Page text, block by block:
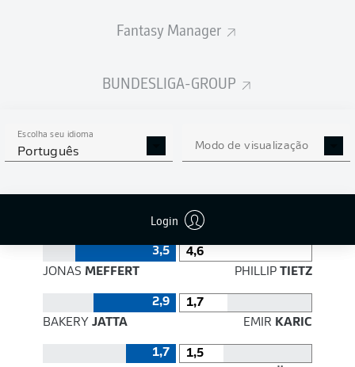
Fantasy Manager
BUNDESLIGA-GROUP
Escolha seu idioma
Português Modo de visualização
Login
577 311
89 % Precisão 82 %
EFICIÊNCIA DE PASSES
3,5
4,6
JONAS MEFFERT PHILLIPTIETZ
2,9
1,7
BAKERY JATTA EMIR KARIC
1,7
1,5